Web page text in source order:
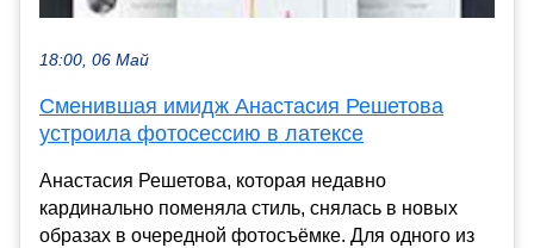
18:00, 06 Май
Сменившая имидж Анастасия Решетова
устроила фотосессию в латексе
Анастасия Решетова, которая недавно
кардинально поменяла стиль, снялась в новых
образах в очередной фотосъёмке. Для одного из